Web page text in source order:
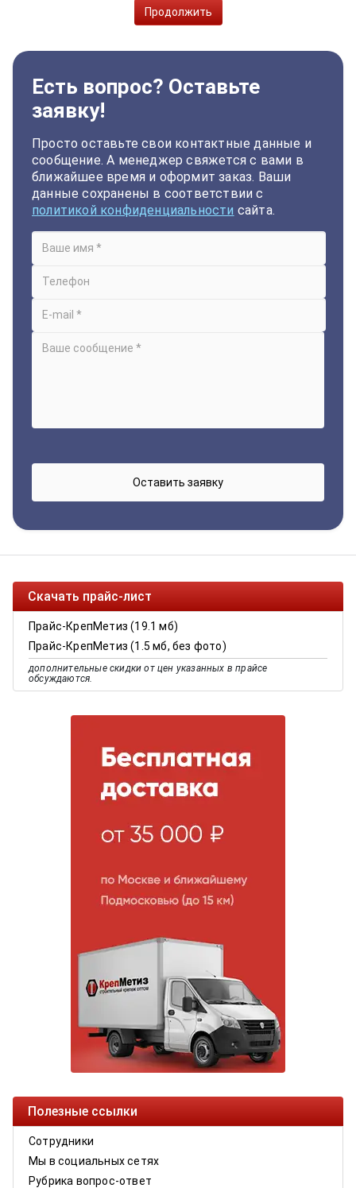
Продолжить
Есть вопрос? Оставьте
заявку!
Просто оставьте свои контактные данные и
сообщение. А менеджер свяжется с вами в
ближайшее время и оформит заказ. Ваши
данные сохранены в соответствии с
политикой конфиденциальности сайта.
Скачать прайс-лист
Прайс-КрепМетиз (19.1 мб)
Прайс-КрепМетиз (1.5 мб, без фото)
дополнительные скидки от цен указанных в прайсе
обсуждаются.
Полезные ссылки
Сотрудники
Мы в социальных сетях
Рубрика вопрос-ответ